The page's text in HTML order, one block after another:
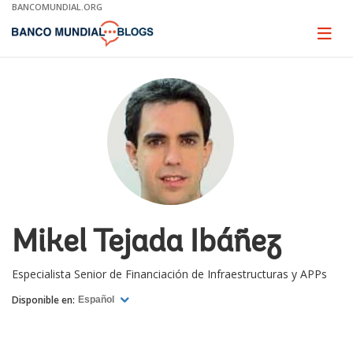
Skip
Main
BANCOMUNDIAL.ORG
Page
Mikel Tejada Ibáñez
Especialista Senior de Financiación de Infraestructuras y APPs
Disponible en: Español